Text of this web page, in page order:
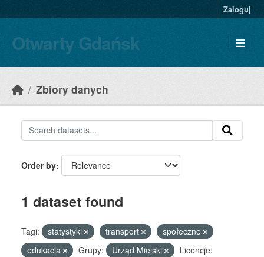
Zaloguj
Otwarty Gdańsk
Zbiory danych
Order by
1 dataset found
Tagi: statystyki transport
społeczne
edukacja
Grupy: Urząd Miejski
Licencje: